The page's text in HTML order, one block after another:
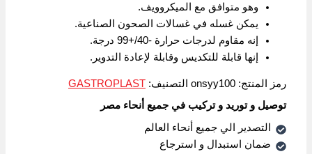
وهو متوافق مع الميكروويف.
يمكن غسله في غسالات الصحون الصناعية.
إنه مقاوم لدرجات حرارة -40/+99 درجة.
إنها قابلة للتكديس وقابلة لإعادة التدوير.
رمز المنتج:onsyy100 التصنيف:GASTROPLAST
توصيل و توريد و تركيب في جميع أنحاء مصر
التصدير الي جميع أنحاء العالم
ضمان استبدال و استرجاع